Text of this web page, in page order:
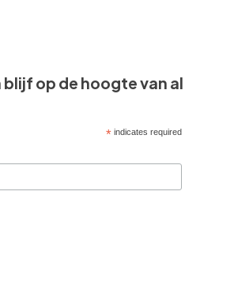
op de hoogte van al
* indicates required